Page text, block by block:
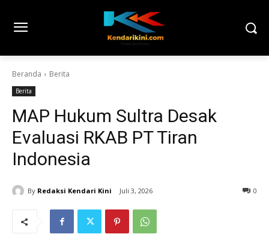
Beranda Berita
Berita
MAP Hukum Sultra Desak
Evaluasi RKAB PT Tiran
Indonesia
By Redaksi Kendari Kini Juli 3, 2026 0